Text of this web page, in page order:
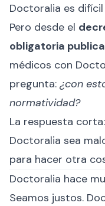
Doctoralia es
Pero desde el
obligatoria
médicos con
pregunta: ¿con
normatividad?
La respuesta corta:
Doctoralia sea
para hacer otra
Doctoralia hace
Seamos justos.